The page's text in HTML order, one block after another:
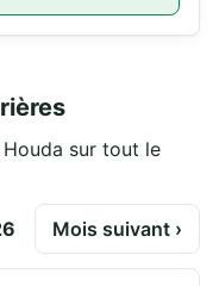
sur tout le
Mois suivant ›